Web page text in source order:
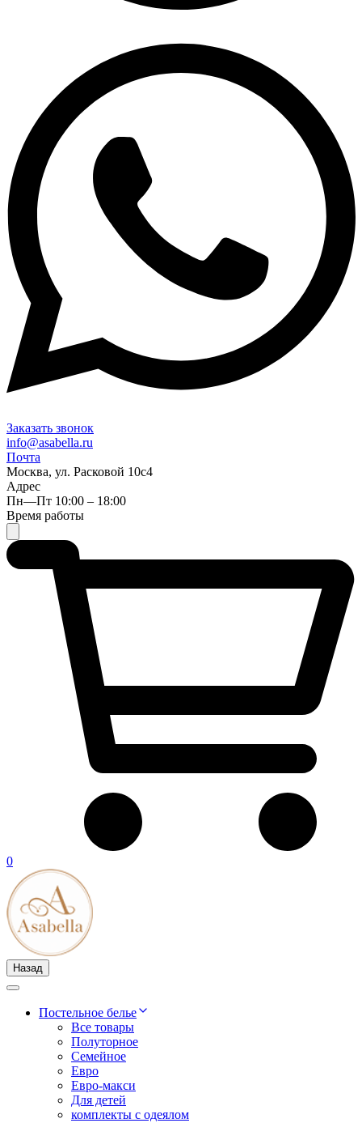
Заказать звонок
info@asabella.ru
Почта
Москва, ул. Расковой 10с4
Адрес
Пн—Пт 10:00 – 18:00
Время работы
0
Назад
Постельное белье
Все товары
Полуторное
Семейное
Евро
Евро-макси
Для детей
комплекты с одеялом